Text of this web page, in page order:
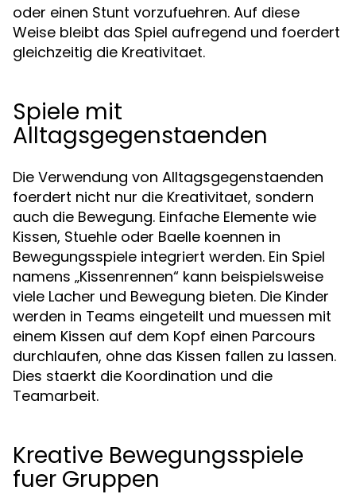
oder einen Stunt vorzufuehren. Auf diese
Weise bleibt das Spiel aufregend und foerdert
gleichzeitig die Kreativitaet.
Spiele mit
Alltagsgegenstaenden
Die Verwendung von Alltagsgegenstaenden
foerdert nicht nur die Kreativitaet, sondern
auch die Bewegung. Einfache Elemente wie
Kissen, Stuehle oder Baelle koennen in
Bewegungsspiele integriert werden. Ein Spiel
namens „Kissenrennen“ kann beispielsweise
viele Lacher und Bewegung bieten. Die Kinder
werden in Teams eingeteilt und muessen mit
einem Kissen auf dem Kopf einen Parcours
durchlaufen, ohne das Kissen fallen zu lassen.
Dies staerkt die Koordination und die
Teamarbeit.
Kreative Bewegungsspiele
fuer Gruppen